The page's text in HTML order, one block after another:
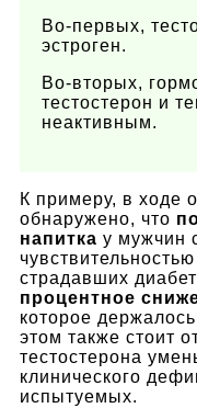
Во-первых,
эстроген.
Во-вторых,
тестостерон и
неактивным.
К примеру, в ходе
обнаружено, что
напитка у мужчин
страдавших
процентное
которое
этом также стоит
тестостерона
клинического
испытуемых.